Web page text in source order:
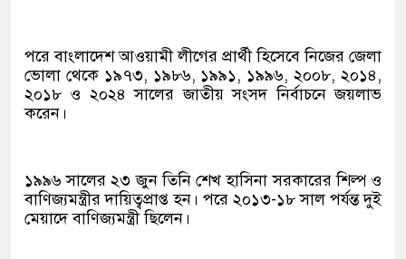
পরে বাংলাদেশ আওয়ামী লীগের প্রার্থী হিসেবে নিজের জেলা
ভোলা থেকে ১৯৭৩, ১৯৮৬, ১৯৯১, ১৯৯৬, ২০০৮, ২০১৪,
২০১৮ ও ২০২৪ সালের জাতীয় সংসদ নির্বাচনে জয়লাভ
করেন।
১৯৯৬ সালের ২৩ জুন তিনি শেখ হাসিনা সরকারের শিল্প ও
বাণিজ্যমন্ত্রীর দায়িত্বপ্রাপ্ত হন। পরে ২০১৩-১৮ সাল পর্যন্ত দুই
মেয়াদে বাণিজ্যমন্ত্রী ছিলেন।